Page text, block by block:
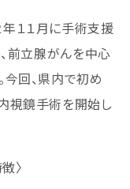
１１月に手術支援
、前立腺がんを中心
今回、県内で初め
視鏡手術を開始し
〉